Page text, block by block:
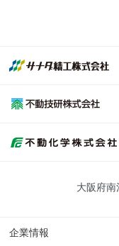
大阪府
企業情報